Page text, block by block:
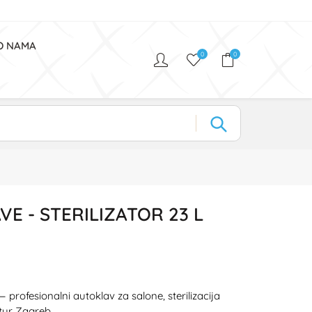
NAMA
0 0
- STERILIZATOR 23 L
profesionalni autoklav za salone, sterilizacija